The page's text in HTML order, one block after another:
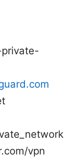
vpn